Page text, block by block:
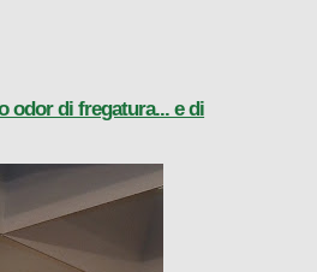
odor di fregatura... e di